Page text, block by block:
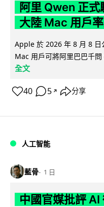
阿里 Qwen 正
大陸 Mac 用戶
Apple 於 2026 年 8 月 8 日
Mac 用戶可將阿里巴巴千
全文
40 5 ↗ 分享
人工智能
藍骨 1 日
中國官媒批評